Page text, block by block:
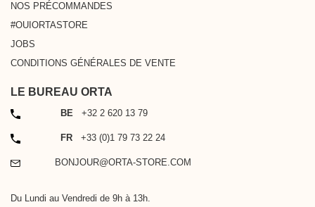
CONDITIONS GÉNÉRALES DE VENTE
NOS PRÉCOMMANDES
#OUIORTASTORE
JOBS
LE BUREAU ORTA
TÉLÉPHONE
BE +32 2 620 13 79
TÉLÉPHONE
FR +33 (0)1 79 73 22 24
BONJOUR@ORTA-STORE.COM
Du Lundi au Vendredi de 9h à 13h.